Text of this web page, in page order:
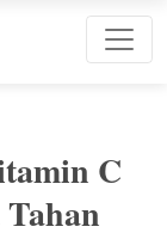
C
Tahan